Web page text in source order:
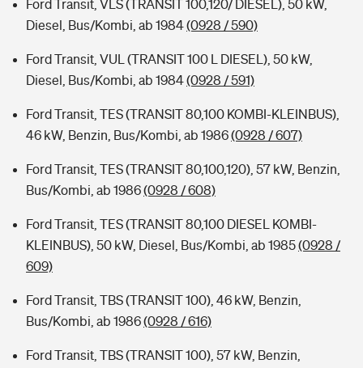
Ford Transit, VLS (TRANSIT 100,120/ DIESEL), 50 kW,
Diesel, Bus/Kombi, ab 1984(0928 / 590)
Ford Transit, VUL (TRANSIT 100 L DIESEL), 50 kW,
Diesel, Bus/Kombi, ab 1984(0928 / 591)
Ford Transit, TES (TRANSIT 80,100 KOMBI-KLEINBUS),
46 kW, Benzin, Bus/Kombi, ab 1986(0928 / 607)
Ford Transit, TES (TRANSIT 80,100,120), 57 kW, Benzin,
Bus/Kombi, ab 1986(0928 / 608)
Ford Transit, TES (TRANSIT 80,100 DIESEL KOMBI-
KLEINBUS), 50 kW, Diesel, Bus/Kombi, ab 1985(0928 /
609)
Ford Transit, TBS (TRANSIT 100), 46 kW, Benzin,
Bus/Kombi, ab 1986(0928 / 616)
Ford Transit, TBS (TRANSIT 100), 57 kW, Benzin,